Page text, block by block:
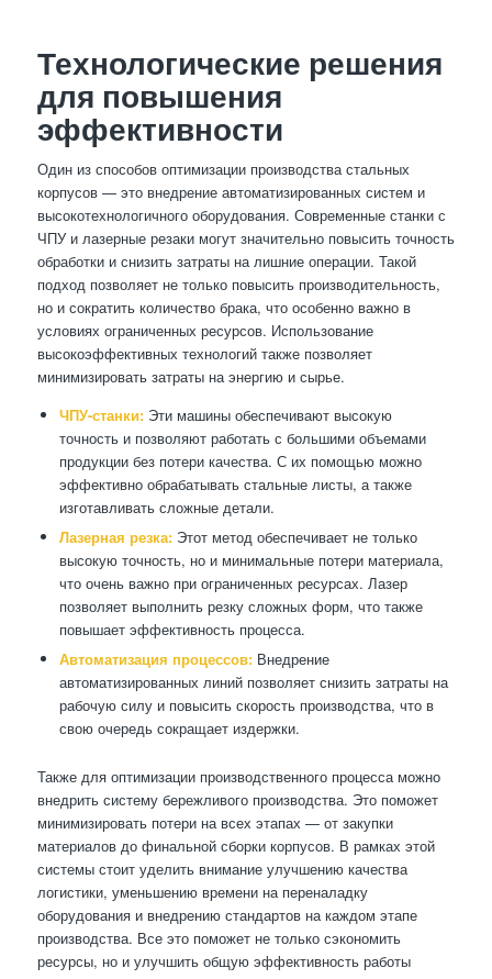
Технологические решения
для повышения
эффективности
Один из способов оптимизации производства стальных
корпусов — это внедрение автоматизированных систем и
высокотехнологичного оборудования. Современные станки с
ЧПУ и лазерные резаки могут значительно повысить точность
обработки и снизить затраты на лишние операции. Такой
подход позволяет не только повысить производительность,
но и сократить количество брака, что особенно важно в
условиях ограниченных ресурсов. Использование
высокоэффективных технологий также позволяет
минимизировать затраты на энергию и сырье.
ЧПУ-станки:Эти машины обеспечивают высокую
точность и позволяют работать с большими объемами
продукции без потери качества. С их помощью можно
эффективно обрабатывать стальные листы, а также
изготавливать сложные детали.
Лазерная резка:Этот метод обеспечивает не только
высокую точность, но и минимальные потери материала,
что очень важно при ограниченных ресурсах. Лазер
позволяет выполнить резку сложных форм, что также
повышает эффективность процесса.
Автоматизация процессов:Внедрение
автоматизированных линий позволяет снизить затраты на
рабочую силу и повысить скорость производства, что в
свою очередь сокращает издержки.
Также для оптимизации производственного процесса можно
внедрить систему бережливого производства. Это поможет
минимизировать потери на всех этапах — от закупки
материалов до финальной сборки корпусов. В рамках этой
системы стоит уделить внимание улучшению качества
логистики, уменьшению времени на переналадку
оборудования и внедрению стандартов на каждом этапе
производства. Все это поможет не только сэкономить
ресурсы, но и улучшить общую эффективность работы